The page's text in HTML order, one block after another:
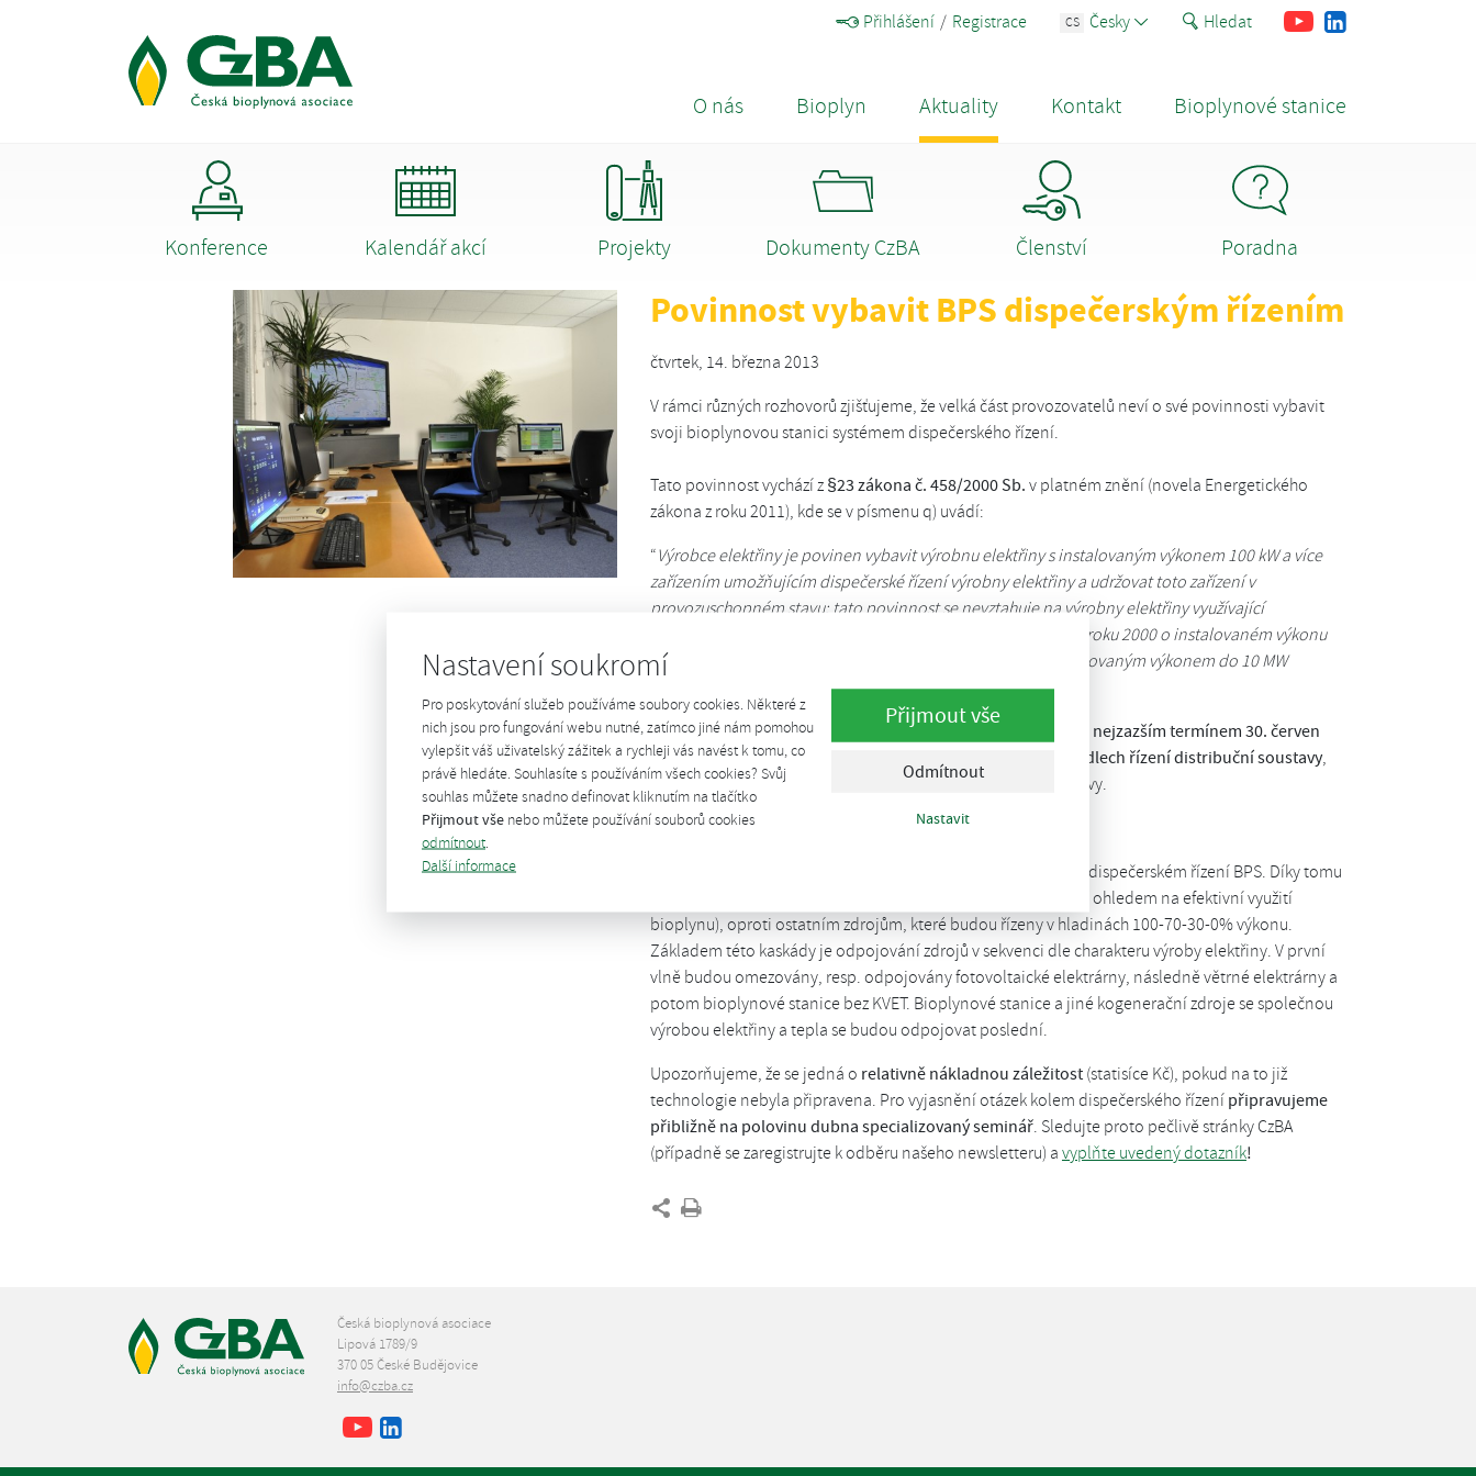
Nastavení soukromí
Pro poskytování služeb používáme soubory cookies. Některé z
nich jsou pro fungování webu nutné, zatímco jiné nám pomohou
vylepšit váš uživatelský zážitek a rychleji vás navést k tomu, co
právě hledáte. Souhlasíte s používáním všech cookies? Svůj
souhlas můžete snadno definovat kliknutím na tlačítko
Přijmout vše nebo můžete používání souborů cookies
odmítnout
Další informace
Přijmout vše
Odmítnout
Nastavit
Přihlášení Registrace CS Česky Hledat FacebookYoutube
O nás Bioplyn Aktuality Kontakt Bioplynové stanice
Konference Kalendář akcí Projekty Dokumenty CzBA Členství Poradna
Povinnost vybavit BPS dispečerským řízením
čtvrtek, 14. března 2013
V rámci různých rozhovorů zjišťujeme, že velká část provozovatelů neví o své povinnosti vybavit
svoji bioplynovou stanici systémem dispečerského řízení.
Tato povinnost vychází z §23 zákona č. 458/2000 Sb. v platném znění (novela Energetického
zákona z roku 2011), kde se v písmenu q) uvádí:
“Výrobce elektřiny je povinen vybavit výrobnu elektřiny s instalovaným výkonem 100 kW a více
zařízením umožňujícím dispečerské řízení výrobny elektřiny a udržovat toto zařízení v
provozuschopném stavu; tato povinnost se nevztahuje na výrobny elektřiny využívající
obnovitelné zdroje elektřiny poprvé uvedené do provozu do roku 2000 o instalovaném výkonu
do 10 MW včetně a na průtočné malé vodní elektrárny s instalovaným výkonem do 10 MW
Následně §104 definuje, že pro
všechny zdroje nad 100 kW je nejzazším termínem 30. červen
2013. Vlastní využití dispečerského řízení je zakotveno v pravidlech řízení distribuční soustavy,
které vydává každý jednotlivý provozovatel distribuční soustavy.
Dotazník k povinnosti vybavit BPS dispečerským řízením
Během jednání v roce 2011 CzBA aktivně zasáhla do debaty o dispečerském řízení BPS. Díky tomu
byly nastaveny jiné režimy řízení výkonu, a to 100-75-50-0% (s ohledem na efektivní využití
bioplynu), oproti ostatním zdrojům, které budou řízeny v hladinách 100-70-30-0% výkonu.
Základem této kaskády je odpojování zdrojů v sekvenci dle charakteru výroby elektřiny. V první
vlně budou omezovány, resp. odpojovány fotovoltaické elektrárny, následně větrné elektrárny a
potom bioplynové stanice bez KVET. Bioplynové stanice a jiné kogenerační zdroje se společnou
výrobou elektřiny a tepla se budou odpojovat poslední.
Upozorňujeme, že se jedná o relativně nákladnou záležitost(statisíce Kč), pokud na to již
technologie nebyla připravena. Pro vyjasnění otázek kolem dispečerského řízení připravujeme
přibližně na polovinu dubna specializovaný seminář. Sledujte proto pečlivě stránky CzBA
(případně se zaregistrujte k odběru našeho newsletteru) a vyplňte uvedený dotazník!
Česká bioplynová asociace
Lipová 1789/9
370 05 České Budějovice
info@czba.cz
Facebook
Youtube